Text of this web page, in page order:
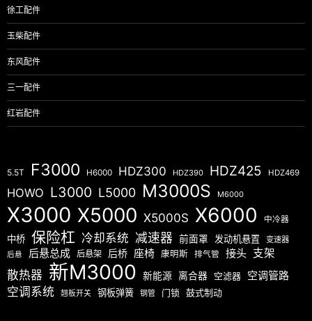
徐工配件
玉柴配件
东风配件
三一配件
红岩配件
5.5T F3000 H6000 HDZ300 HDZ390 HDZ425 HDZ469
HOWO L3000 L5000 M3000S M6000
X3000 X5000 X5000S X6000 中冷器
中桥 保险杠 冷却系统 减速器 前面罩 发动机悬置 变速器
后悬 后悬总成 后悬架 后桥 座椅 康明斯 排气管 接头 支架
散热器 新M3000 新能源 离合器 空滤器 空调管路
空调系统 翘板开关 钢板弹簧 钢管 门锁 鼓式制动